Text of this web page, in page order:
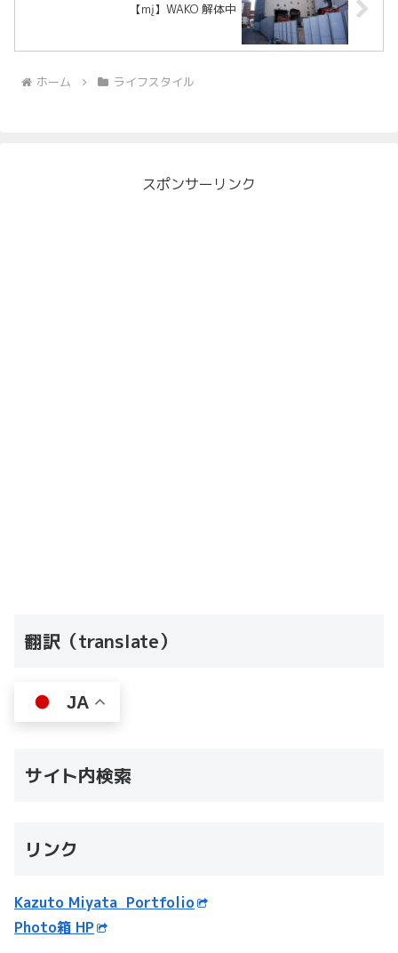
【mį】WAKO 解体中
ホーム ライフスタイル
スポンサーリンク
翻訳（translate）
JA
サイト内検索
リンク
Kazuto Miyata Portfolio
Photo箱 HP